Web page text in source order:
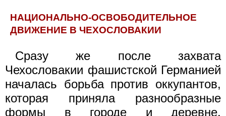
НАЦИОНАЛЬНО-ОСВОБОДИТЕЛЬНОЕ
ДВИЖЕНИЕ В ЧЕХОСЛОВАКИИ
Сразу же после захвата
Чехословакии фашистской Германией
началась борьба против оккупантов,
которая приняла разнообразные
формы в городе и деревне.